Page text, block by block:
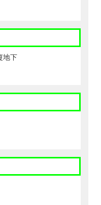
地下